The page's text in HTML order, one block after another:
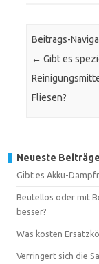
Beitrags-
← Gibt es
Fliesen?
Neueste Beiträge
Gibt es Akku-
Beutellos oder mit
besser?
Was kosten
Verringert sich die